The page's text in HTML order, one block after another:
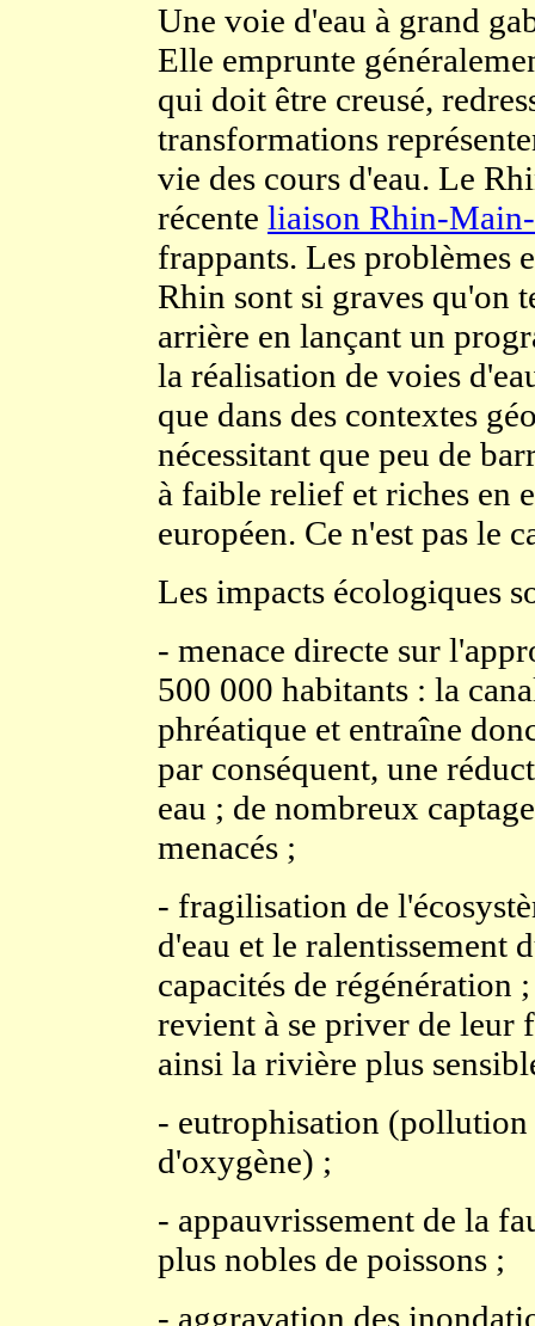
Une voie d'eau à grand
Elle emprunte
qui doit être creusé,
transformations
vie des cours d'eau. Le
récente liaison Rhin-
frappants. Les problèmes
Rhin sont si graves qu'on
arrière en lançant un
la réalisation de voies
que dans des contextes
nécessitant que peu de
à faible relief et riches en
européen. Ce n'est pas le
Les impacts écologiques
- menace directe sur
500 000 habitants : la
phréatique et entraîne
par conséquent, une
eau ; de nombreux
menacés ;
- fragilisation de
d'eau et le ralentissement
capacités de régénération
revient à se priver de leur
ainsi la rivière plus
- eutrophisation
d'oxygène) ;
- appauvrissement de la
plus nobles de poissons ;
- aggravation des